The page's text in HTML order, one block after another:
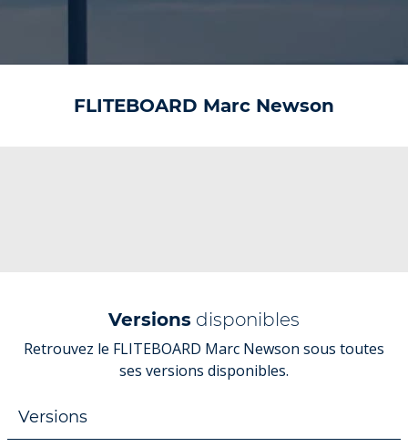
FLITEBOARD Marc Newson
Versions disponibles
Retrouvez le FLITEBOARD Marc Newson sous toutes
ses versions disponibles.
Versions